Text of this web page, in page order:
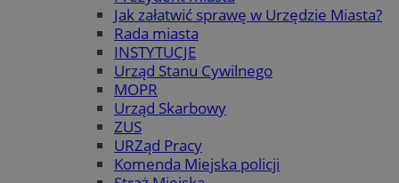
Jak załatwić sprawę w Urzędzie Miasta?
Rada miasta
INSTYTUCJE
Urząd Stanu Cywilnego
MOPR
Urząd Skarbowy
ZUS
URZąd Pracy
Komenda Miejska policji